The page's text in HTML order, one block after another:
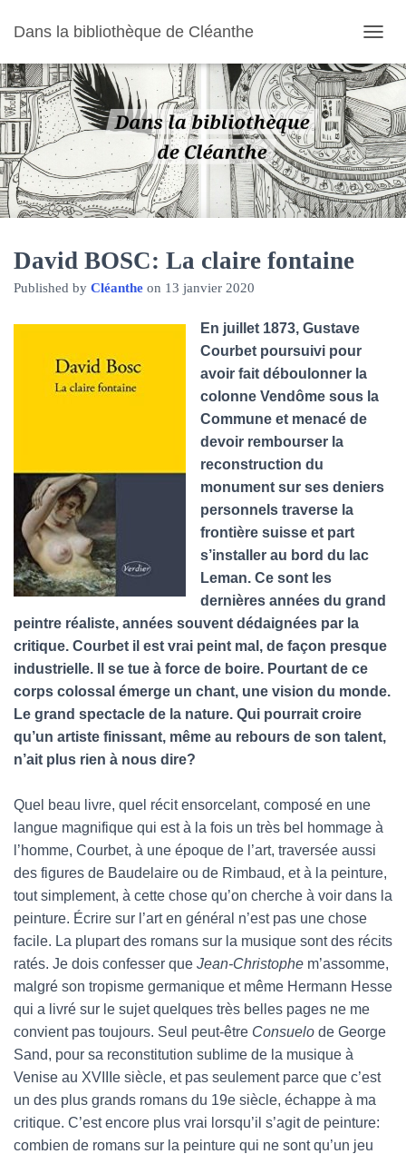
Dans la bibliothèque de Cléanthe
U
V
I
R
/
F
E
R
M
A
David BOSC: La claire fontaine
Published by Cléanthe on 13 janvier 2020
En juillet 1873, Gustave
Courbet poursuivi pour
avoir fait déboulonner la
colonne Vendôme sous la
Commune et menacé de
devoir rembourser la
reconstruction du
monument sur ses deniers
personnels traverse la
frontière suisse et part
s’installer au bord du lac
Leman. Ce sont les
dernières années du grand
peintre réaliste, années souvent dédaignées par la
critique. Courbet il est vrai peint mal, de façon presque
industrielle. Il se tue à force de boire. Pourtant de ce
corps colossal émerge un chant, une vision du monde.
Le grand spectacle de la nature. Qui pourrait croire
qu’un artiste finissant, même au rebours de son talent,
n’ait plus rien à nous dire?
Quel beau livre, quel récit ensorcelant, composé en une
langue magnifique qui est à la fois un très bel hommage à
l’homme, Courbet, à une époque de l’art, traversée aussi
des figures de Baudelaire ou de Rimbaud, et à la peinture,
tout simplement, à cette chose qu’on cherche à voir dans la
peinture. Écrire sur l’art en général n’est pas une chose
facile. La plupart des romans sur la musique sont des récits
ratés. Je dois confesser que Jean-Christophe m’assomme,
malgré son tropisme germanique et même Hermann Hesse
qui a livré sur le sujet quelques très belles pages ne me
convient pas toujours. Seul peut-être Consuelo de George
Sand, pour sa reconstitution sublime de la musique à
Venise au XVIIIe siècle, et pas seulement parce que c’est
un des plus grands romans du 19e siècle, échappe à ma
critique. C’est encore plus vrai lorsqu’il s’agit de peinture:
combien de romans sur la peinture qui ne sont qu’un jeu